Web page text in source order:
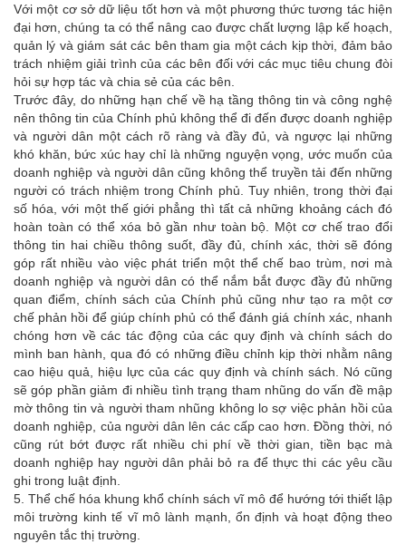
Với một cơ sở dữ liệu tốt hơn và một phương thức tương tác hiện
đại hơn, chúng ta có thể nâng cao được chất lượng lập kế hoạch,
quản lý và giám sát các bên tham gia một cách kịp thời, đảm bảo
trách nhiệm giải trình của các bên đối với các mục tiêu chung đòi
hỏi sự hợp tác và chia sẻ của các bên.
Trước đây, do những hạn chế về hạ tầng thông tin và công nghệ
nên thông tin của Chính phủ không thể đi đến được doanh nghiệp
và người dân một cách rõ ràng và đầy đủ, và ngược lại những
khó khăn, bức xúc hay chỉ là những nguyện vọng, ước muốn của
doanh nghiệp và người dân cũng không thể truyền tải đến những
người có trách nhiệm trong Chính phủ. Tuy nhiên, trong thời đại
số hóa, với một thế giới phẳng thì tất cả những khoảng cách đó
hoàn toàn có thể xóa bỏ gần như toàn bộ. Một cơ chế trao đổi
thông tin hai chiều thông suốt, đầy đủ, chính xác, thời sẽ đóng
góp rất nhiều vào việc phát triển một thể chế bao trùm, nơi mà
doanh nghiệp và người dân có thể nắm bắt được đầy đủ những
quan điểm, chính sách của Chính phủ cũng như tạo ra một cơ
chế phản hồi để giúp chính phủ có thể đánh giá chính xác, nhanh
chóng hơn về các tác động của các quy định và chính sách do
mình ban hành, qua đó có những điều chỉnh kịp thời nhằm nâng
cao hiệu quả, hiệu lực của các quy định và chính sách. Nó cũng
sẽ góp phần giảm đi nhiều tình trạng tham nhũng do vấn đề mập
mờ thông tin và người tham nhũng không lo sợ việc phản hồi của
doanh nghiệp, của người dân lên các cấp cao hơn. Đồng thời, nó
cũng rút bớt được rất nhiều chi phí về thời gian, tiền bạc mà
doanh nghiệp hay người dân phải bỏ ra để thực thi các yêu cầu
ghi trong luật định.
5. Thể chế hóa khung khổ chính sách vĩ mô để hướng tới thiết lập
môi trường kinh tế vĩ mô lành mạnh, ổn định và hoạt động theo
nguyên tắc thị trường.